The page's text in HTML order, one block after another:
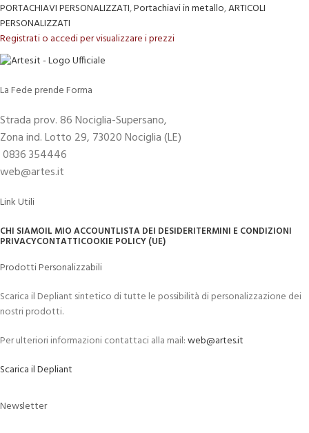
PORTACHIAVI PERSONALIZZATI,Portachiavi in metallo,ARTICOLI
PERSONALIZZATI
Registrati o accedi per visualizzare i prezzi
La Fede prende Forma
Strada prov. 86 Nociglia-Supersano,
Zona ind. Lotto 29, 73020 Nociglia (LE)
0836 354446
web@artes.it
Link Utili
CHI SIAMOIL MIO ACCOUNTLISTA DEI DESIDERITERMINI E CONDIZIONI
PRIVACYCONTATTICOOKIE POLICY (UE)
Prodotti Personalizzabili
Scarica il Depliant sintetico di tutte le possibilità di personalizzazione dei
nostri prodotti.
Per ulteriori informazioni contattaci alla mail:web@artes.it
Scarica il Depliant
Newsletter